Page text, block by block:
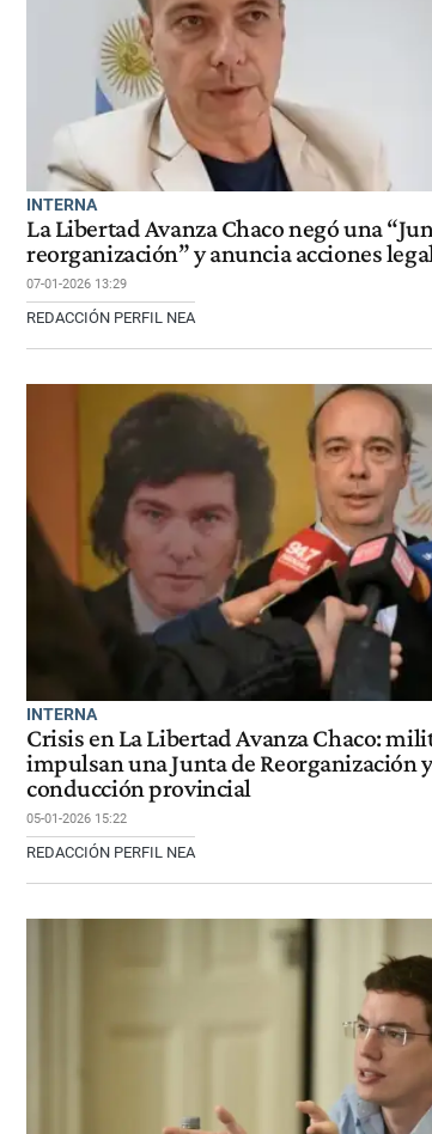
INTERNA
La Libertad Avanza Chaco negó una
reorganización” y anuncia acciones
07-01-2026 13:29
REDACCIÓN PERFIL NEA
INTERNA
Crisis en La Libertad Avanza Chaco:
impulsan una Junta de Reorganización
conducción provincial
05-01-2026 15:22
REDACCIÓN PERFIL NEA